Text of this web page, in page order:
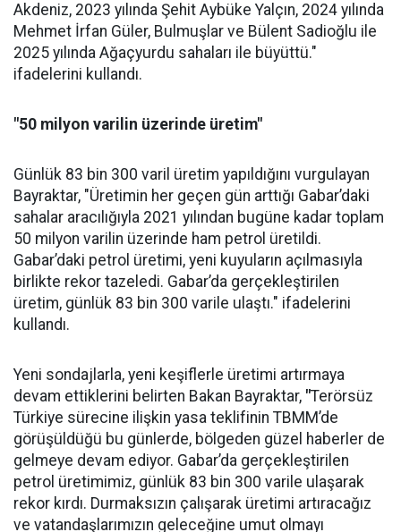
Akdeniz, 2023 yılında Şehit Aybüke Yalçın, 2024 yılında
Mehmet İrfan Güler, Bulmuşlar ve Bülent Sadioğlu ile
2025 yılında Ağaçyurdu sahaları ile büyüttü."
ifadelerini kullandı.
"50 milyon varilin üzerinde üretim"
Günlük 83 bin 300 varil üretim yapıldığını vurgulayan
Bayraktar, "Üretimin her geçen gün arttığı Gabar’daki
sahalar aracılığıyla 2021 yılından bugüne kadar toplam
50 milyon varilin üzerinde ham petrol üretildi.
Gabar’daki petrol üretimi, yeni kuyuların açılmasıyla
birlikte rekor tazeledi. Gabar’da gerçekleştirilen
üretim, günlük 83 bin 300 varile ulaştı." ifadelerini
kullandı.
Yeni sondajlarla, yeni keşiflerle üretimi artırmaya
devam ettiklerini belirten Bakan Bayraktar, "Terörsüz
Türkiye sürecine ilişkin yasa teklifinin TBMM’de
görüşüldüğü bu günlerde, bölgeden güzel haberler de
gelmeye devam ediyor. Gabar’da gerçekleştirilen
petrol üretimimiz, günlük 83 bin 300 varile ulaşarak
rekor kırdı. Durmaksızın çalışarak üretimi artıracağız
ve vatandaşlarımızın geleceğine umut olmayı